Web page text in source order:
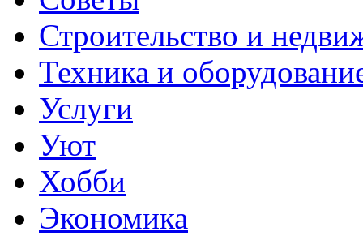
Строительство и
Техника и
Услуги
Уют
Хобби
Экономика